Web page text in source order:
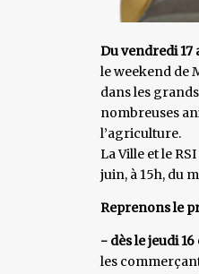
Du vendredi 17
le weekend de
dans les
nombreuses
l’agriculture.
La Ville et le
juin, à 15h, du
Reprenons le
- dès le jeudi
les